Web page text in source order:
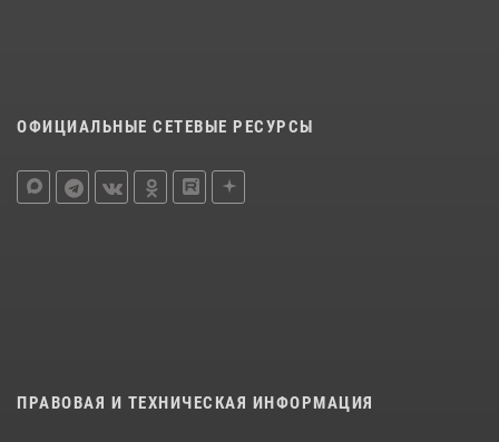
ОФИЦИАЛЬНЫЕ СЕТЕВЫЕ РЕСУРСЫ
ПРАВОВАЯ И ТЕХНИЧЕСКАЯ ИНФОРМАЦИЯ